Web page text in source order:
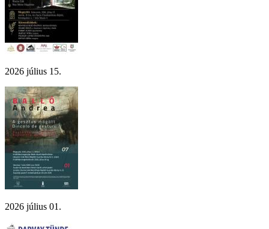
2026 július 15.
2026 július 01.